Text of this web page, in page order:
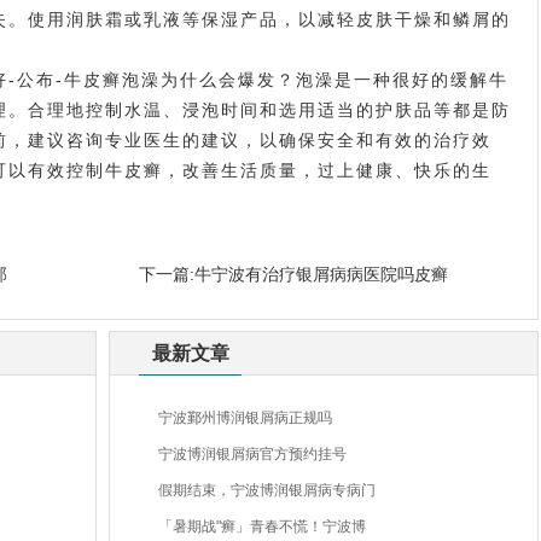
使用润肤霜或乳液等保湿产品，以减轻皮肤干燥和鳞屑的
布-牛皮癣泡澡为什么会爆发？泡澡是一种很好的缓解牛
合理地控制水温、浸泡时间和选用适当的护肤品等都是防
建议咨询专业医生的建议，以确保安全和有效的治疗效
有效控制牛皮癣，改善生活质量，过上健康、快乐的生
下一篇:牛宁波有治疗银屑病病医院吗皮癣
最新文章
宁波鄞州博润银屑病正规吗
宁波博润银屑病官方预约挂号
假期结束，宁波博润银屑病专病门
「暑期战"癣」青春不慌！宁波博